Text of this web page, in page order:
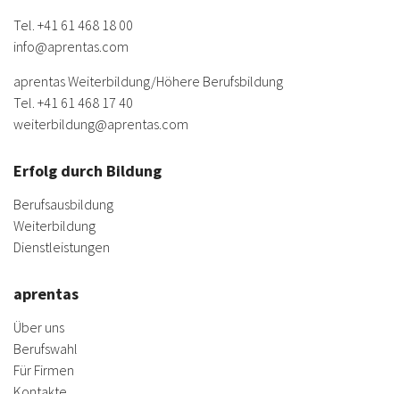
Tel. +41 61 468 18 00
info@aprentas.com
aprentas Weiterbildung/Höhere Berufsbildung
Tel. +41 61 468 17 40
weiterbildung@aprentas.com
Erfolg durch Bildung
Berufsausbildung
Weiterbildung
Dienstleistungen
aprentas
Über uns
Berufswahl
Für Firmen